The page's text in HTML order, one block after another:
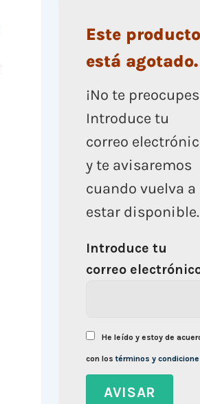
Este producto
está agotado.
¡No te
Introduce tu
correo
y te avisaremos
cuando vuelva a
estar disponible.
Introduce tu
correo
He leído y estoy de
con lostérminos y